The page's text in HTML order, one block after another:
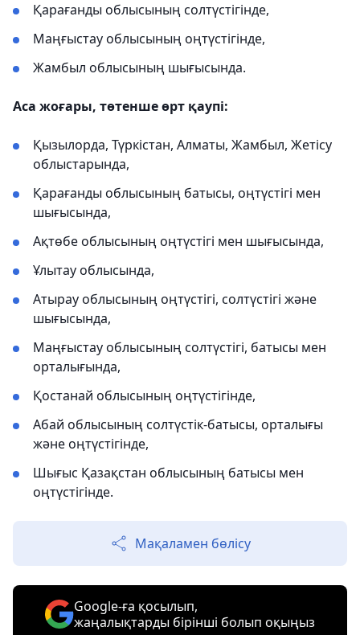
Қарағанды облысының солтүстігінде,
Маңғыстау облысының оңтүстігінде,
Жамбыл облысының шығысында.
Аса жоғары, төтенше өрт қаупі:
Қызылорда, Түркістан, Алматы, Жамбыл, Жетісу
облыстарында,
Қарағанды облысының батысы, оңтүстігі мен
шығысында,
Ақтөбе облысының оңтүстігі мен шығысында,
Ұлытау облысында,
Атырау облысының оңтүстігі, солтүстігі және
шығысында,
Маңғыстау облысының солтүстігі, батысы мен
орталығында,
Қостанай облысының оңтүстігінде,
Абай облысының солтүстік-батысы, орталығы
және оңтүстігінде,
Шығыс Қазақстан облысының батысы мен
оңтүстігінде.
Мақаламен бөлісу
Google-ға қосылып,
жаңалықтарды бірінші болып оқыңыз